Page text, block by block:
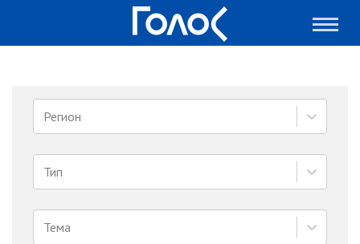
Регион
Тип
Тема